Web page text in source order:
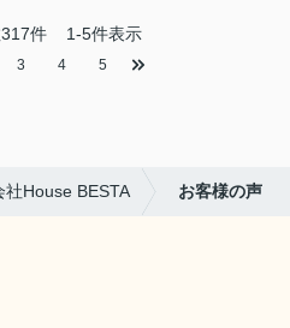
317件1-5件表示
3 4 5
House BESTA お客様の声